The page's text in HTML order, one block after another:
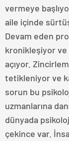
vermeye
aile içinde
Devam eden
kronikleşiyor ve
açıyor.
tetikleniyor ve
sorun bu
uzmanlarına
dünyada
çekince var.